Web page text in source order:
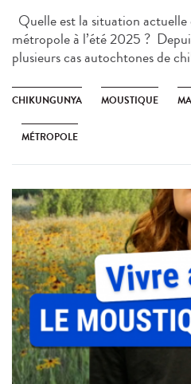
Quelle est la situation
métropole à l’été 2025 ?
plusieurs cas autochtones de
CHIKUNGUNYA MOUSTIQUE
MÉTROPOLE